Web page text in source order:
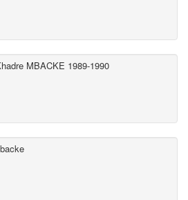
MBACKE 1989-1990